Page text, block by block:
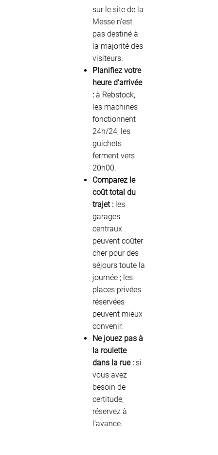
sur le site de la
Messe n’est
pas destiné à
la majorité des
visiteurs.
Planifiez votre
heure d’arrivée
: à Rebstock,
les machines
fonctionnent
24h/24, les
guichets
ferment vers
20h00.
Comparez le
coût total du
trajet : les
garages
centraux
peuvent coûter
cher pour des
séjours toute la
journée ; les
places privées
réservées
peuvent mieux
convenir.
Ne jouez pas à
la roulette
dans la rue : si
vous avez
besoin de
certitude,
réservez à
l’avance.